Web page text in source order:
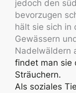
jedoch den
bevorzugen
hält sie sich in
Gewässern
Nadelwäldern
findet man sie
Sträuchern.
Als soziales